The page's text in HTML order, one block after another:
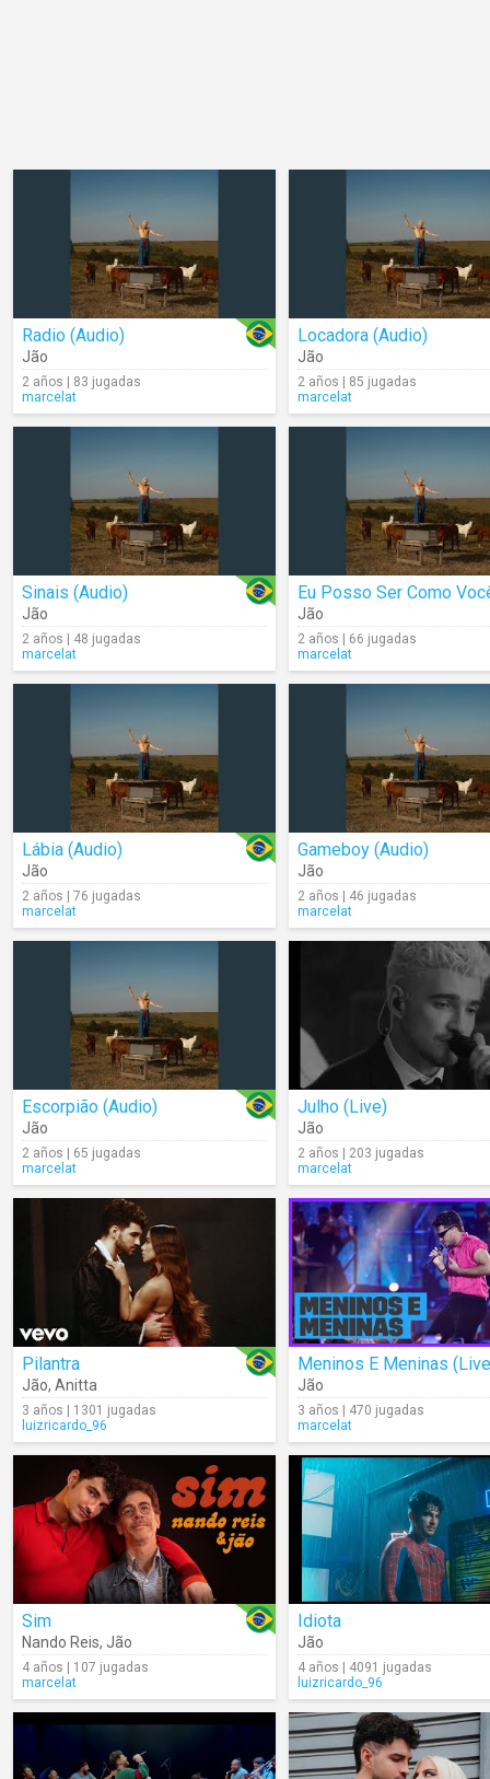
Radio (Audio)
Jão
2 años | 83 jugadas
marcelat
Locadora (Audio)
Jão
2 años | 85 jugadas
marcelat
Sinais (Audio)
Jão
2 años | 48 jugadas
marcelat
Jão
2 años | 66 jugadas
marcelat
Lábia (Audio)
Jão
2 años | 76 jugadas
marcelat
Gameboy (Audio)
Jão
2 años | 46 jugadas
marcelat
Escorpião (Audio)
Jão
2 años | 65 jugadas
marcelat
Julho (Live)
Jão
2 años | 203 jugadas
marcelat
Pilantra
Jão, Anitta
3 años | 1301 jugadas
luizricardo_96
Meninos E Meninas
Jão
3 años | 470 jugadas
marcelat
Sim
Nando Reis, Jão
4 años | 107 jugadas
marcelat
Idiota
Jão
4 años | 4091 jugadas
luizricardo_96